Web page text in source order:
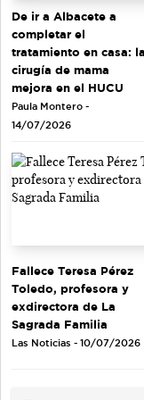
De ir a Albacete a
completar el
tratamiento en casa: la
cirugía de mama
mejora en el HUCU
Paula Montero -
14/07/2026
Fallece Teresa Pérez
Toledo, profesora y
exdirectora de La
Sagrada Familia
Las Noticias - 10/07/2026